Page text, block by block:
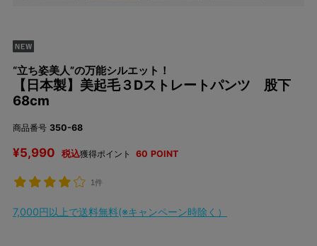
“立ち姿美人”の万能シルエット！
【日本製】美起毛３Dストレートパンツ 股下
68cm
商品番号 350-68
¥5,990 税込獲得ポイント 60 POINT
1件
7,000円以上で送料無料(※キャンペーン時除く）